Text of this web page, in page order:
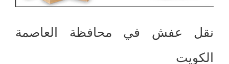
نقل عفش في محافظة العاصمة
الكويت